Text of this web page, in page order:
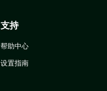
支持
帮助中心
设置指南